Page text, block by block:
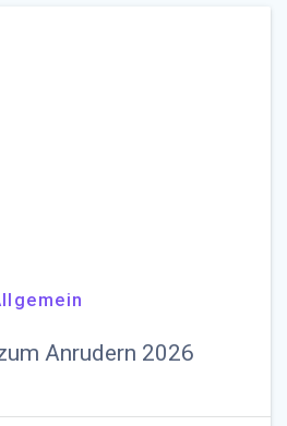
Anrudern 2026